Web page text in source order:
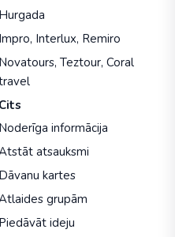
Hurgada
Impro, Interlux, Remiro
Novatours, Teztour, Coral
Cits
Noderīga informācija
atsauksmi
Dāvanu kartes
grupām
Piedāvāt ideju